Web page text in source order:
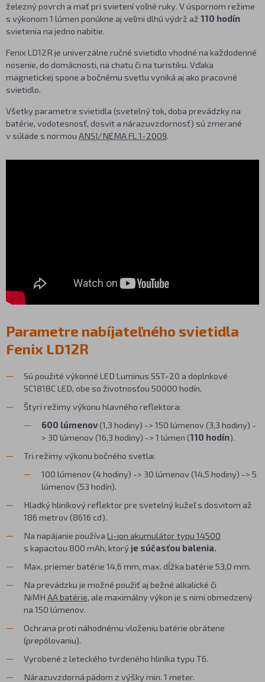
železný povrch a mať pri svietení voľné ruky. V úspornom režime
s výkonom 1 lúmen ponúkne aj veľmi dlhú výdrž až 110 hodín
svietenia na jedno nabitie.
Fenix LD12R je univerzálne ručné svietidlo vhodné na každodenné
nosenie, do domácnosti, na chatu či na turistiku. Vďaka
magnetickej spone a bočnému svetlu vyniká aj ako pracovné
svietidlo.
Všetky parametre svietidla (svetelný tok, doba prevádzky na
batérie, vodotesnosť, dosvit a nárazuvzdornosť) sú zmerané
v súlade s normou ANSI/NEMA FL 1-2009.
Parametre nabíjateľného svietidla
Fenix LD12R
Sú použité výkonné LED Luminus SST-20 a doplnkové
SC1818C LED, obe so životnosťou 50000 hodín.
Štyri režimy výkonu hlavného reflektora:
600 lúmenov(1,3 hodiny) -> 150 lúmenov (3,3 hodiny) -
> 30 lúmenov (16,3 hodiny) -> 1 lúmen (110 hodín).
Tri režimy výkonu bočného svetla:
100 lúmenov (4 hodiny) -> 30 lúmenov (14,5 hodiny) -> 5
lúmenov (53 hodín).
Hladký hliníkový reflektor pre svetelný kužeľ s dosvitom až
186 metrov (8616 cd).
Na napájanie používa Li-ion akumulátor typu 14500
s kapacitou 800 mAh, ktorý je súčasťou balenia.
Max. priemer batérie 14,6 mm, max. dĺžka batérie 53,0 mm.
Na prevádzku je možné použiť aj bežné alkalické či
NiMH AA batérie, ale maximálny výkon je s nimi obmedzený
na 150 lúmenov.
Ochrana proti náhodnému vloženiu batérie obrátene
(prepólovaniu).
Vyrobené z leteckého tvrdeného hliníka typu T6.
Nárazuvzdorná pádom z výšky min. 1 meter.